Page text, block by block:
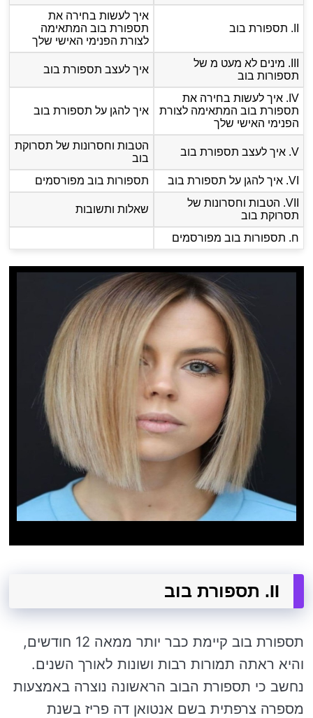
איך לעשות בחירה את
תספורת בוב המתאימה
לצורת הפנימי האישי שלך
III. מינים לא מעט מ של
תספורות בוב
איך לעצב תספורת בוב
IV. איך לעשות בחירה את
תספורת בוב המתאימה לצורת
הפנימי האישי שלך
איך להגן על תספורת בוב
V. איך לעצב תספורת בוב
הטבות וחסרונות של תסרוקת
בוב
VI. איך להגן על תספורת בוב
תספורות בוב מפורסמים
VII. הטבות וחסרונות של
תסרוקת בוב
שאלות ותשובות
ח. תספורות בוב מפורסמים
II. תספורת בוב
תספורת בוב קיימת כבר יותר ממאה 12 חודשים,
והיא ראתה תמורות רבות ושונות לאורך השנים.
נחשב כי תספורת הבוב הראשונה נוצרה באמצעות
מספרה צרפתית בשם אנטואן דה פריז בשנת